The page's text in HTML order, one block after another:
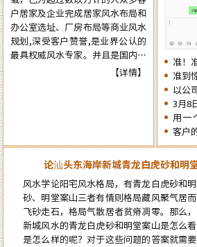
肖的
前布
户居家及企业完成居家风水布局和
办公室选址、厂房布局等商业风水
规划,深受客户赞誉,是业界公认的
最具权威风水专家。并且是国内为
数不多的资深四柱周易预测师，在
【详情】
准！
流年
准到
案例
以公
席《
周年
3月8
朋友
用一
2026
客户
论汕头东海岸新城青龙白虎砂和明
风水学论阳宅风水格局，有青龙白虎砂和
砂、明堂案山三者有情则格局藏风聚气居
飞砂走石，格局气散居者贫瘠凋零。那么
新城风水的青龙白虎砂和明堂案山是怎么
是怎么样的呢？对于这些问题的答案就需